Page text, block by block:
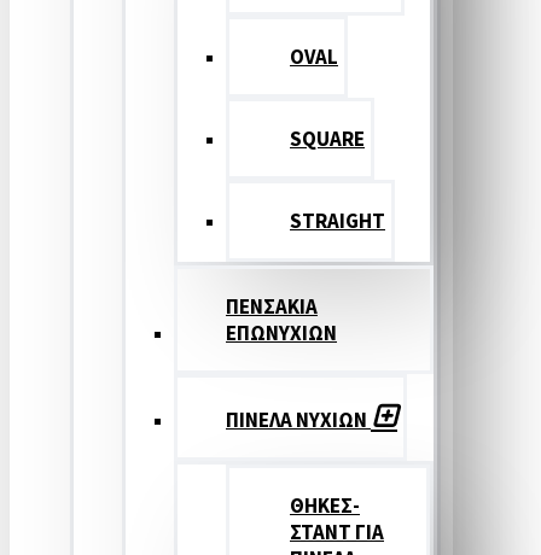
OVAL
SQUARE
STRAIGHT
ΠΕΝΣΑΚΙΑ
ΕΠΩΝΥΧΙΩΝ
ΠΙΝΕΛΑ ΝΥΧΙΩΝ
ΘΗΚΕΣ-
ΣΤΑΝΤ ΓΙΑ